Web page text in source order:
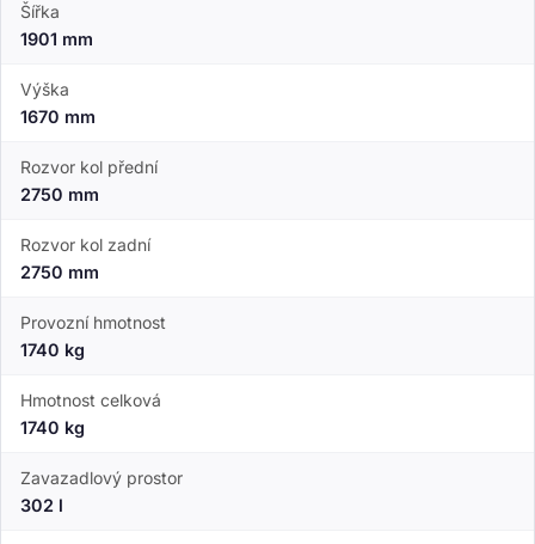
Šířka
1901 mm
Výška
1670 mm
Rozvor kol přední
2750 mm
Rozvor kol zadní
2750 mm
Provozní hmotnost
1740 kg
Hmotnost celková
1740 kg
Zavazadlový prostor
302 l